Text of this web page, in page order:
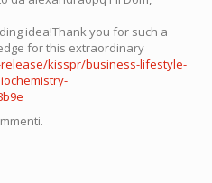
idea!Thank you for such a
for this extraordinary
kisspr/business-lifestyle-